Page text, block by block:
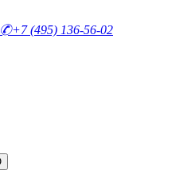
✆+7 (495) 136-56-02